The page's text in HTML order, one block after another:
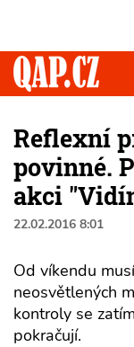
Reflexní
povinné.
akci
22.02.2016 8:01
Od víkendu
neosvětlených
kontroly se
pokračují.